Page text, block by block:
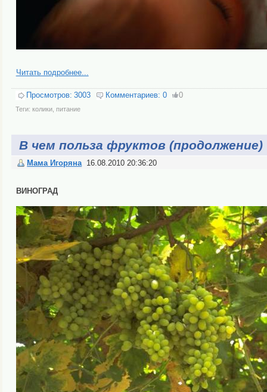
Читать подробнее...
Просмотров: 3003 Комментариев: 0 0
Теги: колики, питание
В чем польза фруктов (продолжение)
Мама Игоряна 16.08.2010 20:36:20
ВИНОГРАД